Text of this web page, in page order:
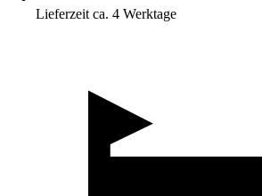
Lieferzeit ca. 4 Werktage